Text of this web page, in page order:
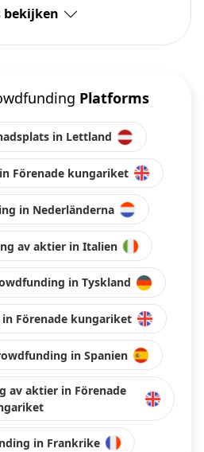
bekijken
Platforms
in Lettland
Förenade kungariket
in Nederländerna
av aktier in Italien
in Tyskland
Förenade kungariket
in Spanien
av aktier in Förenade
in Frankrike